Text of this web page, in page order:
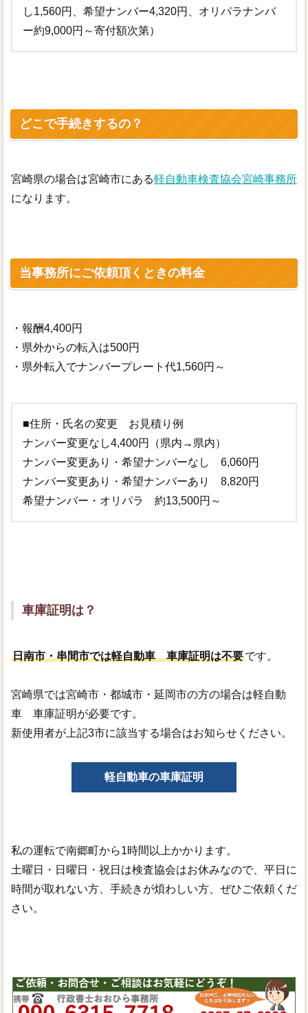
し1,560円、希望ナンバー4,320円、オリパラナンバ
ー約9,000円～寄付額次第）
どこで手続きするの？
宮崎県の場合は宮崎市にある軽自動車検査協会宮崎事務所
になります。
当事務所にご依頼頂くときの料金
・報酬4,400円
・県外からの転入は500円
・県外転入でナンバープレート代1,560円～
■住所・氏名の変更 お見積り例
ナンバー変更なし4,400円（県内→県内）
ナンバー変更あり・希望ナンバーなし 6,060円
ナンバー変更あり・希望ナンバーあり 8,820円
希望ナンバー・オリパラ 約13,500円～
車庫証明は？
日南市・串間市では軽自動車 車庫証明は不要です。
宮崎県では宮崎市・都城市・延岡市の方の場合は軽自動
車 車庫証明が必要です。
新使用者が上記3市に該当する場合はお知らせください。
軽自動車の車庫証明
私の運転で南郷町から1時間以上かかります。
土曜日・日曜日・祝日は検査協会はお休みなので、平日に
時間が取れない方、手続きが煩わしい方、ぜひご依頼くだ
さい。